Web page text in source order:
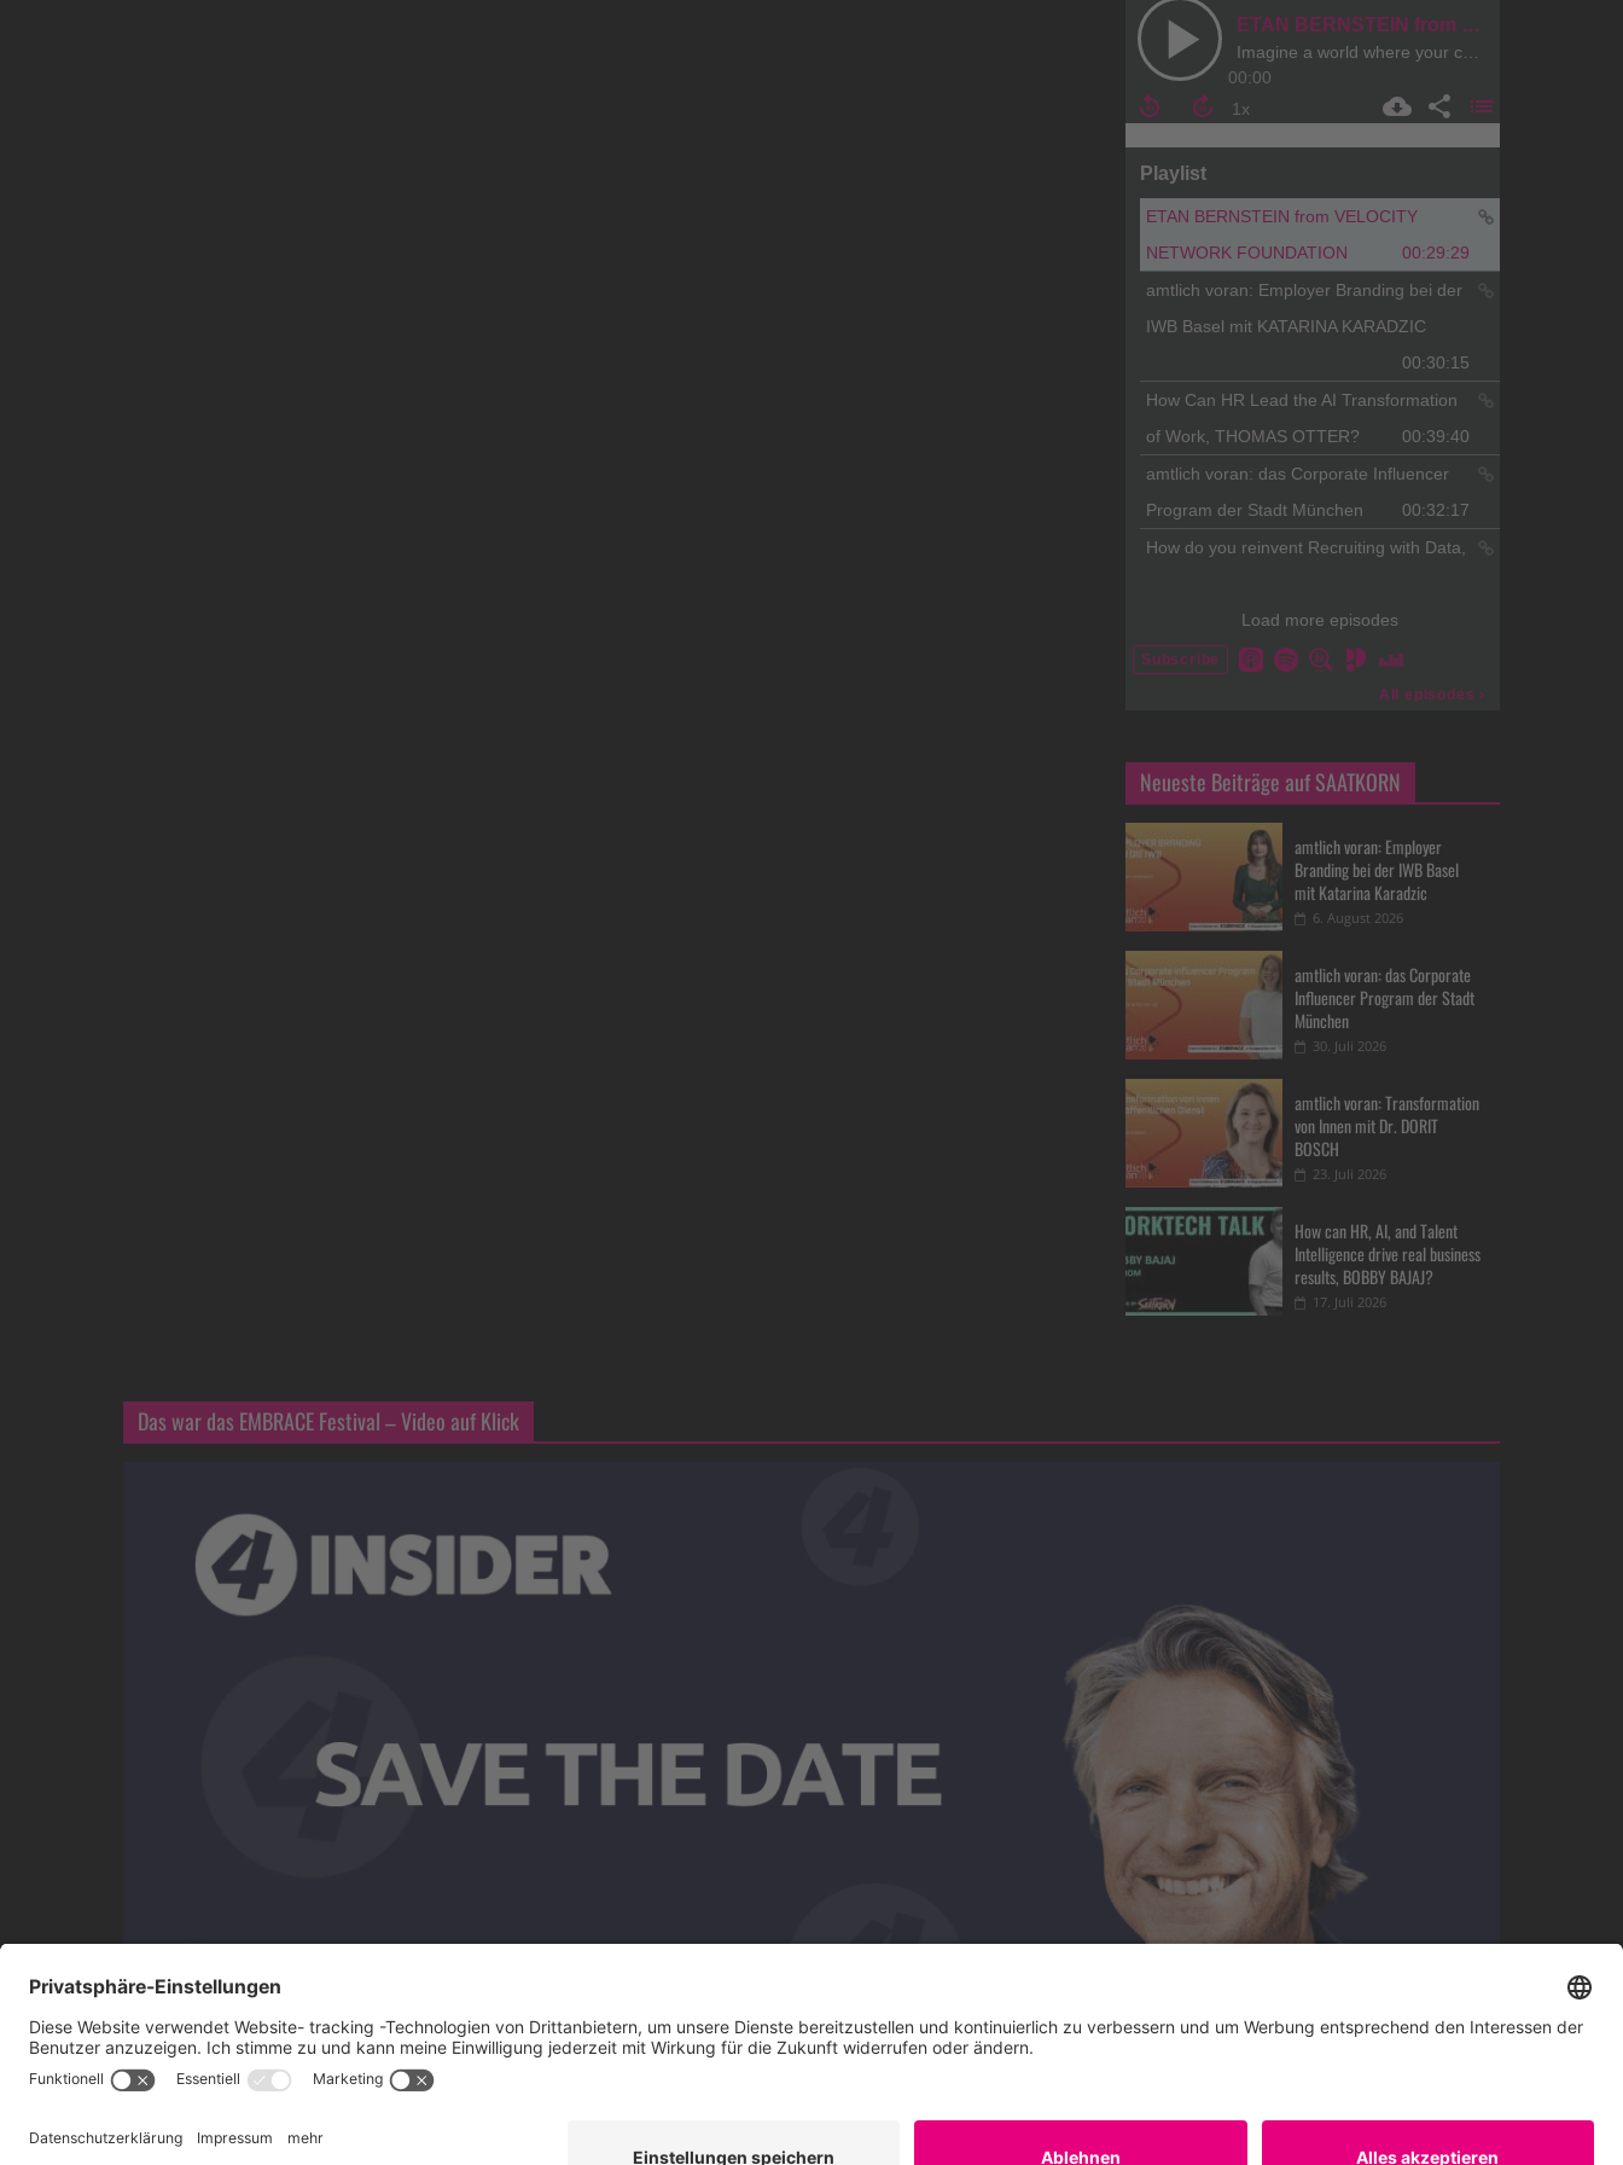
Neueste Beiträge auf SAATKORN
amtlich voran: Employer
Branding bei der IWB Basel
mit Katarina Karadzic
6. August 2026
amtlich voran: das Corporate
Influencer Program der Stadt
München
30. Juli 2026
amtlich voran: Transformation
von Innen mit Dr. DORIT
BOSCH
23. Juli 2026
How can HR, AI, and Talent
Intelligence drive real business
results, BOBBY BAJAJ?
17. Juli 2026
Das war das EMBRACE Festival – Video auf Klick